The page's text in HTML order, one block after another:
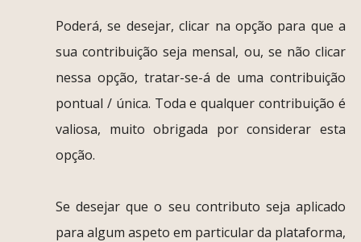
Poderá, se desejar, clicar na opção para que a
sua contribuição seja mensal, ou, se não clicar
nessa opção, tratar-se-á de uma contribuição
pontual / única. Toda e qualquer contribuição é
valiosa, muito obrigada por considerar esta
opção.
Se desejar que o seu contributo seja aplicado
para algum aspeto em particular da plataforma,